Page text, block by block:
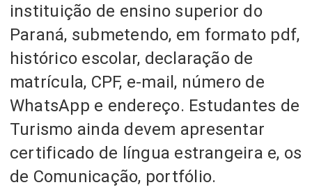
instituição de ensino superior do
Paraná, submetendo, em formato pdf,
histórico escolar, declaração de
matrícula, CPF, e-mail, número de
WhatsApp e endereço. Estudantes de
Turismo ainda devem apresentar
certificado de língua estrangeira e, os
de Comunicação, portfólio.